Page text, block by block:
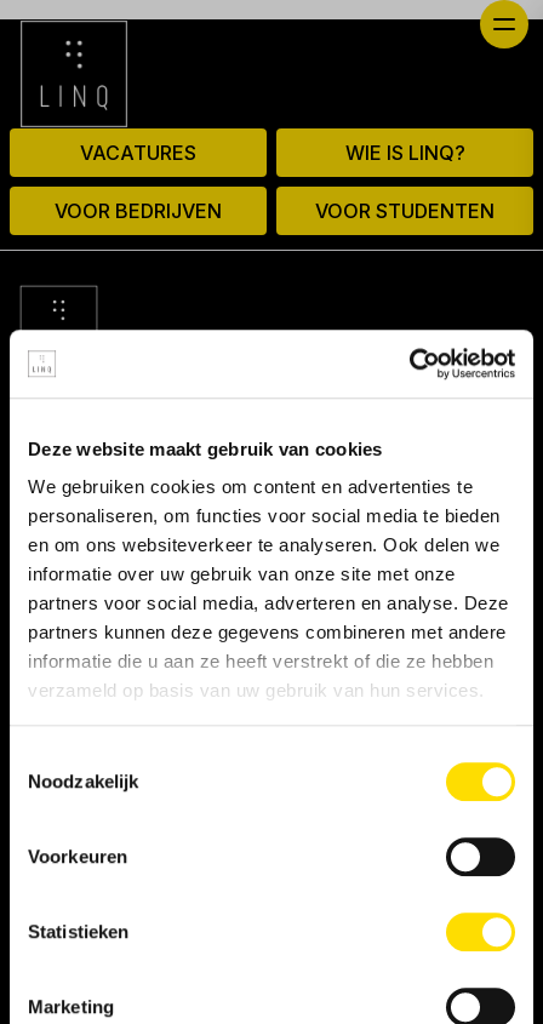
Deze website maakt gebruik van cookies
We gebruiken cookies om content en advertenties te
personaliseren, om functies voor social media te bieden
en om ons websiteverkeer te analyseren. Ook delen we
informatie over uw gebruik van onze site met onze
partners voor social media, adverteren en analyse. Deze
partners kunnen deze gegevens combineren met andere
informatie die u aan ze heeft verstrekt of die ze hebben
verzameld op basis van uw gebruik van hun services.
Noodzakelijk
Voorkeuren
Statistieken
Marketing
VACATURES WIE IS LINQ?
VOOR BEDRIJVEN VOOR STUDENTEN
LINKS
Algemene voorwaarden NBBU
Privacy statement
Persooneelsgids uitzendkrachten
Klacht indienen
WERKNEMER
Vacatures